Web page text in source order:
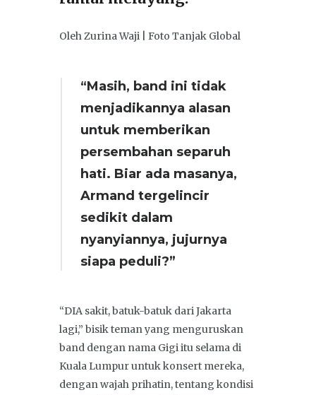
Oleh Zurina Waji | Foto Tanjak Global
“Masih, band ini tidak
menjadikannya alasan
untuk memberikan
persembahan separuh
hati. Biar ada masanya,
Armand tergelincir
sedikit dalam
nyanyiannya, jujurnya
siapa peduli?”
“DIA sakit, batuk-batuk dari Jakarta
lagi,” bisik teman yang menguruskan
band dengan nama Gigi itu selama di
Kuala Lumpur untuk konsert mereka,
dengan wajah prihatin, tentang kondisi